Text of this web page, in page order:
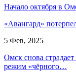
Начало октября в
«Авангард»
5 Фев, 2025
Омск снова
режим «чёрного…